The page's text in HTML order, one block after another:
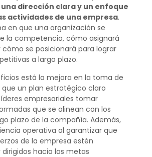
dirección clara y un enfoque
actividades de una empresa.
en que una organización se
la competencia, cómo asignará
cómo se posicionará para lograr
a largo plazo.
está la mejora en la toma de
que un plan estratégico claro
empresariales tomar
que se alinean con los
plazo de la compañía. Además,
operativa al garantizar que
de la empresa estén
hacia las metas